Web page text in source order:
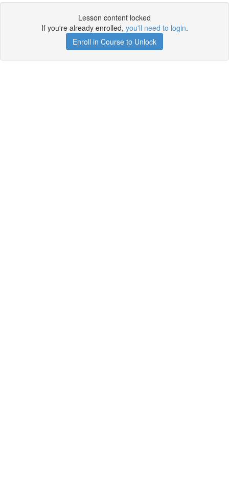
Lesson content locked
If you're already enrolled, you'll need to login.
Enroll in Course to Unlock